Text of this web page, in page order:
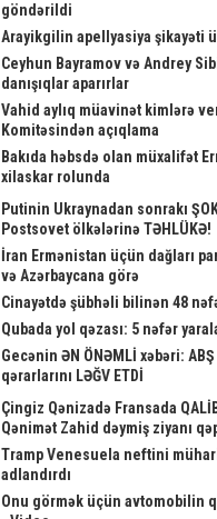
göndərildi
Arayikgilin apellyasiya şikayəti
Ceyhun Bayramov və Andrey
danışıqlar aparırlar
Vahid aylıq müavinət kimlərə
Komitəsindən açıqlama
Bakıda həbsdə olan müxalifət
xilaskar rolunda
Putinin Ukraynadan sonrakı
Postsovet ölkələrinə TƏHLÜKƏ!
İran Ermənistan üçün dağları
və Azərbaycana görə
Cinayətdə şübhəli bilinən 48
Qubada yol qəzası: 5 nəfər
Gecənin ƏN ÖNƏMLİ xəbəri:
qərarlarını LƏĞV ETDİ
Çingiz Qənizadə Fransada
Qənimət Zahid dəymiş ziyanı
Tramp Venesuela neftini
adlandırdı
Onu görmək üçün avtomobilin